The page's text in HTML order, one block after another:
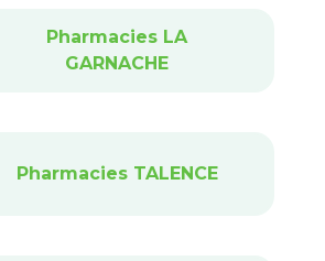
Pharmacies LA
GARNACHE
Pharmacies TALENCE